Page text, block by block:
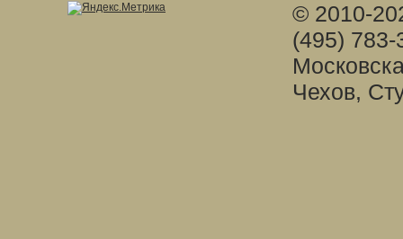
© 2010-
(495)
Чехов,